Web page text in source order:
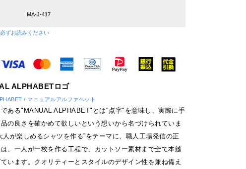
MA-J-417
ずお読みください
/ マニュアルアルファベット
ある"MANUAL ALPHABET"とは"点字"を意味し、実際に手
の良さを確かめて欲しいという想いから名づけられていま
人が楽しめるシャツを作る”をテーマに、職人工場発信の正
、一人が一枚を作る工程で、カットソー素材まで全て本縫
います。クオリティーとスタイルのデザイン性を兼ね備え